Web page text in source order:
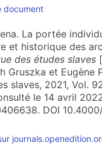
document
La portée
et historique des
des études slaves
Gruszka et Eugène
slaves, 2021, Vol.
le 14 avril
DOI